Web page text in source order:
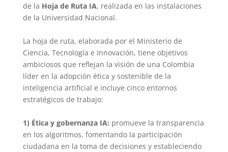
de la Hoja de Ruta IA, realizada en las instalaciones
de la Universidad Nacional.
La hoja de ruta, elaborada por el Ministerio de
Ciencia, Tecnología e Innovación, tiene objetivos
ambiciosos que reflejan la visión de una Colombia
líder en la adopción ética y sostenible de la
inteligencia artificial e incluye cinco entornos
estratégicos de trabajo:
1) Ética y gobernanza IA: promueve la transparencia
en los algoritmos, fomentando la participación
ciudadana en la toma de decisiones y estableciendo